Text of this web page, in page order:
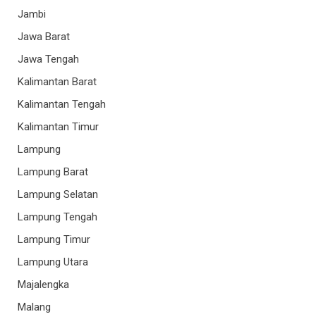
Jambi
Jawa Barat
Jawa Tengah
Kalimantan Barat
Kalimantan Tengah
Kalimantan Timur
Lampung
Lampung Barat
Lampung Selatan
Lampung Tengah
Lampung Timur
Lampung Utara
Majalengka
Malang